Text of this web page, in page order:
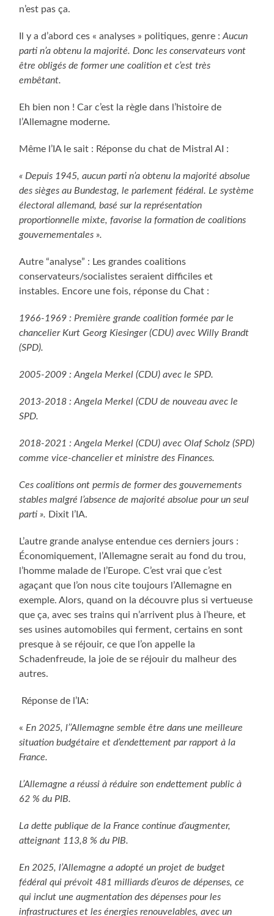
n’est pas ça.
Il y a d’abord ces « analyses » politiques, genre :Aucun
parti n’a obtenu la majorité. Donc les conservateurs vont
être obligés de former une coalition et c’est très
embêtant.
Eh bien non ! Car c’est la règle dans l’histoire de
l’Allemagne moderne.
Même l’IA le sait : Réponse du chat de Mistral AI :
« Depuis 1945, aucun parti n’a obtenu la majorité absolue
des sièges au Bundestag, le parlement fédéral. Le système
électoral allemand, basé sur la représentation
proportionnelle mixte, favorise la formation de coalitions
gouvernementales ».
Autre “analyse” : Les grandes coalitions
conservateurs/socialistes seraient difficiles et
instables. Encore une fois, réponse du Chat :
1966-1969 : Première grande coalition formée par le
chancelier Kurt Georg Kiesinger (CDU) avec Willy Brandt
(SPD).
2005-2009 : Angela Merkel (CDU) avec le SPD.
2013-2018 : Angela Merkel (CDU de nouveau avec le
SPD.
2018-2021 : Angela Merkel (CDU) avec Olaf Scholz (SPD)
comme vice-chancelier et ministre des Finances.
Ces coalitions ont permis de former des gouvernements
stables malgré l’absence de majorité absolue pour un seul
parti ». Dixit l’IA.
L’autre grande analyse entendue ces derniers jours :
Économiquement, l’Allemagne serait au fond du trou,
l’homme malade de l’Europe. C’est vrai que c’est
agaçant que l’on nous cite toujours l’Allemagne en
exemple. Alors, quand on la découvre plus si vertueuse
que ça, avec ses trains qui n’arrivent plus à l’heure, et
ses usines automobiles qui ferment, certains en sont
presque à se réjouir, ce que l’on appelle la
Schadenfreude, la joie de se réjouir du malheur des
autres.
Réponse de l’IA:
« En 2025, l’’Allemagne semble être dans une meilleure
situation budgétaire et d’endettement par rapport à la
France.
L’Allemagne a réussi à réduire son endettement public à
62 % du PIB.
La dette publique de la France continue d’augmenter,
atteignant 113,8 % du PIB.
En 2025, l’Allemagne a adopté un projet de budget
fédéral qui prévoit 481 milliards d’euros de dépenses, ce
qui inclut une augmentation des dépenses pour les
infrastructures et les énergies renouvelables, avec un